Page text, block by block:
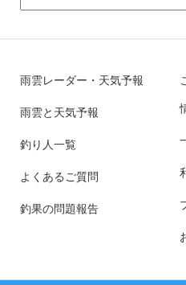
雨雲レーダー・天気予報
雨雲と天気予報
釣り人一覧
よくあるご質問
釣果の問題報告